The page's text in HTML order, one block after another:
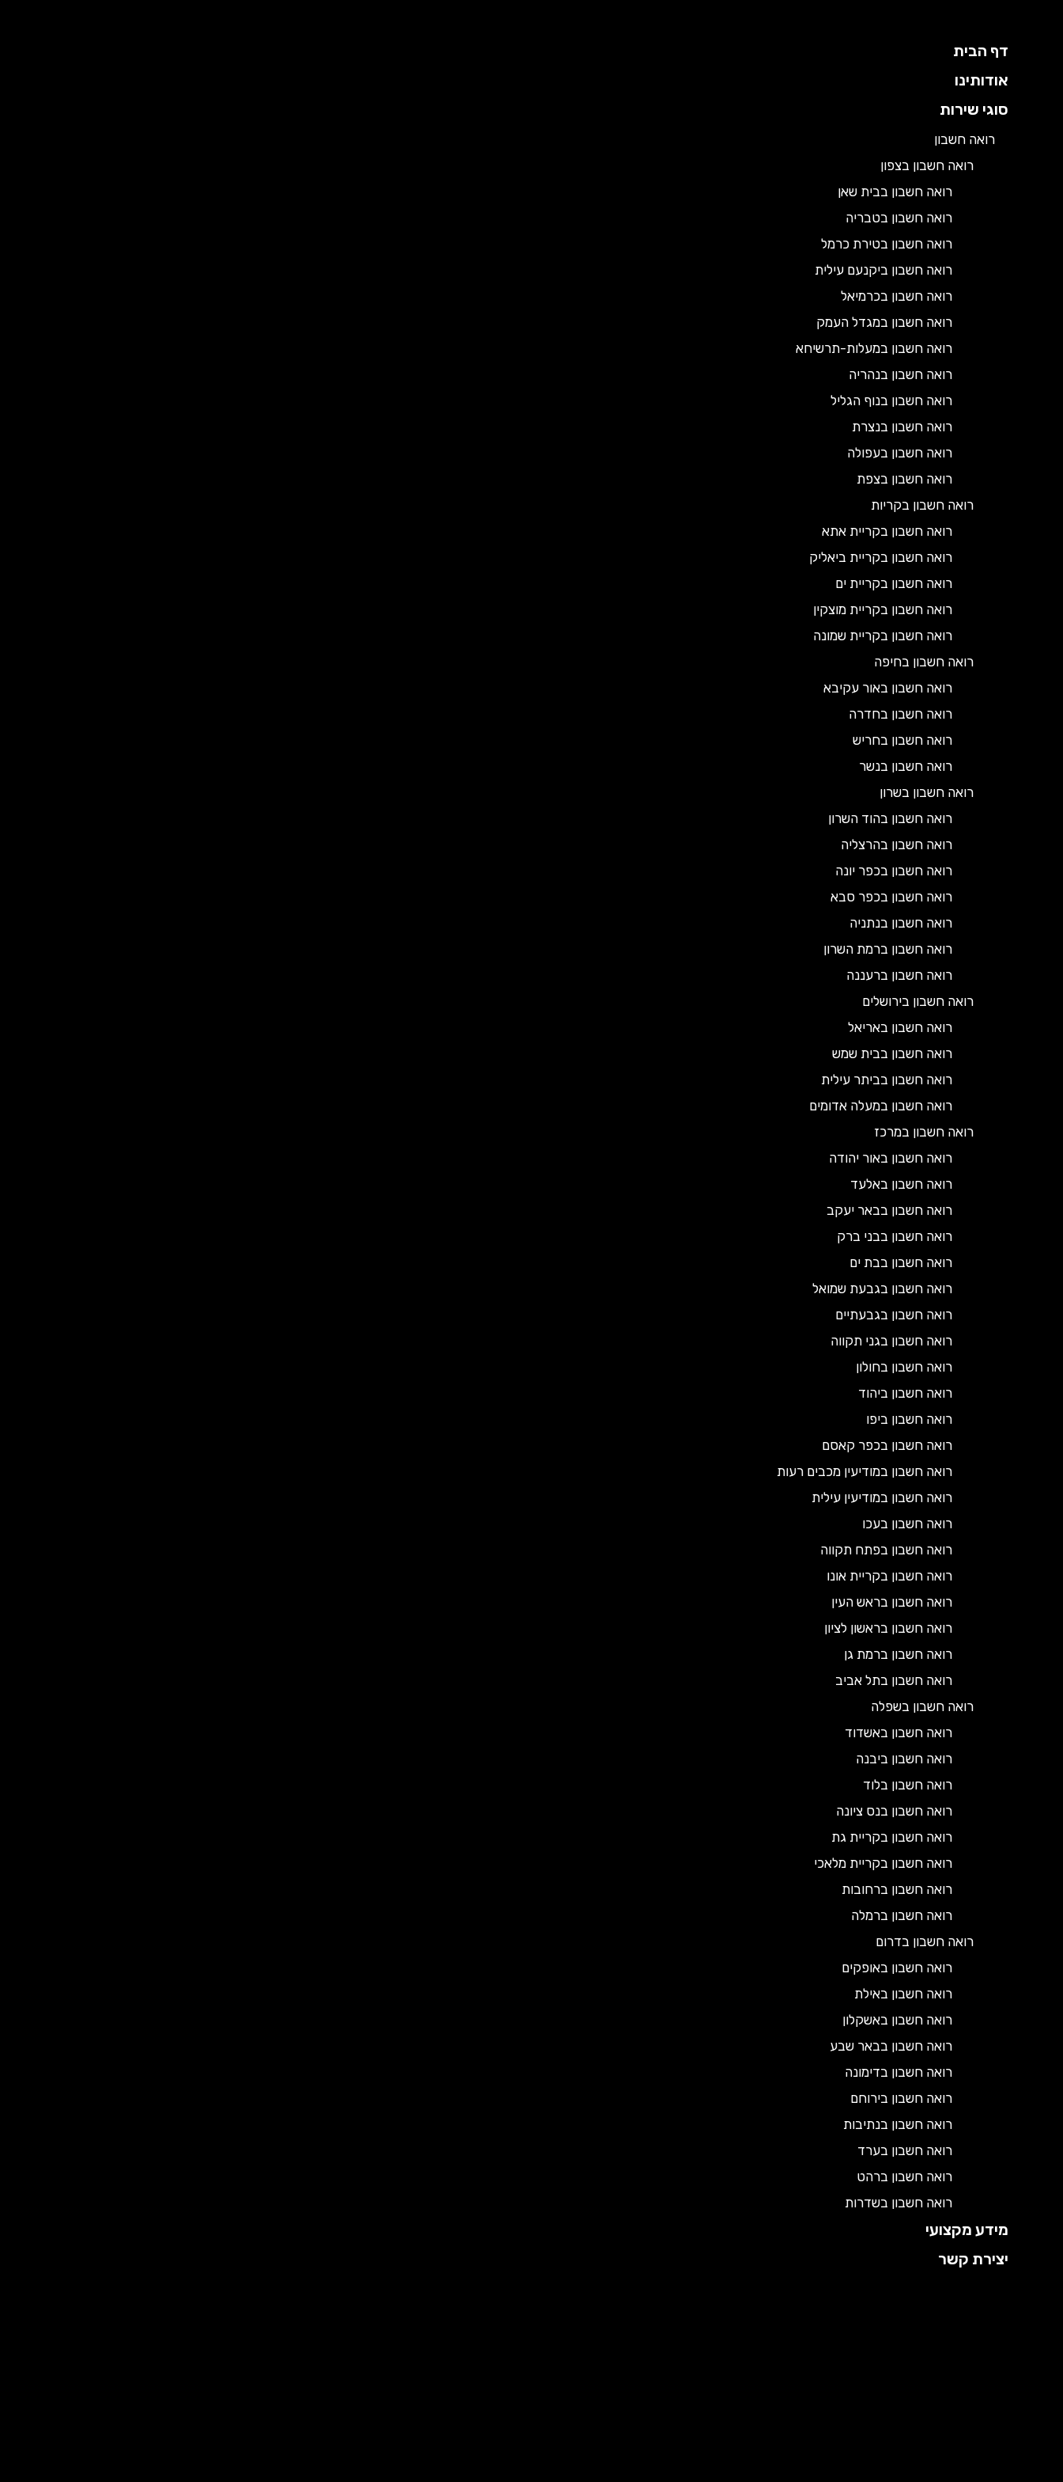
דף הבית
אודותינו
סוגי שירות
רואה חשבון
רואה חשבון בצפון
רואה חשבון בבית שאן
רואה חשבון בטבריה
רואה חשבון בטירת כרמל
רואה חשבון ביקנעם עילית
רואה חשבון בכרמיאל
רואה חשבון במגדל העמק
רואה חשבון במעלות-תרשיחא
רואה חשבון בנהריה
רואה חשבון בנוף הגליל
רואה חשבון בנצרת
רואה חשבון בעפולה
רואה חשבון בצפת
רואה חשבון בקריות
רואה חשבון בקריית אתא
רואה חשבון בקריית ביאליק
רואה חשבון בקריית ים
רואה חשבון בקריית מוצקין
רואה חשבון בקריית שמונה
רואה חשבון בחיפה
רואה חשבון באור עקיבא
רואה חשבון בחדרה
רואה חשבון בחריש
רואה חשבון בנשר
רואה חשבון בשרון
רואה חשבון בהוד השרון
רואה חשבון בהרצליה
רואה חשבון בכפר יונה
רואה חשבון בכפר סבא
רואה חשבון בנתניה
רואה חשבון ברמת השרון
רואה חשבון ברעננה
רואה חשבון בירושלים
רואה חשבון באריאל
רואה חשבון בבית שמש
רואה חשבון בביתר עילית
רואה חשבון במעלה אדומים
רואה חשבון במרכז
רואה חשבון באור יהודה
רואה חשבון באלעד
רואה חשבון בבאר יעקב
רואה חשבון בבני ברק
רואה חשבון בבת ים
רואה חשבון בגבעת שמואל
רואה חשבון בגבעתיים
רואה חשבון בגני תקווה
רואה חשבון בחולון
רואה חשבון ביהוד
רואה חשבון ביפו
רואה חשבון בכפר קאסם
רואה חשבון במודיעין מכבים רעות
רואה חשבון במודיעין עילית
רואה חשבון בעכו
רואה חשבון בפתח תקווה
רואה חשבון בקריית אונו
רואה חשבון בראש העין
רואה חשבון בראשון לציון
רואה חשבון ברמת גן
רואה חשבון בתל אביב
רואה חשבון בשפלה
רואה חשבון באשדוד
רואה חשבון ביבנה
רואה חשבון בלוד
רואה חשבון בנס ציונה
רואה חשבון בקריית גת
רואה חשבון בקריית מלאכי
רואה חשבון ברחובות
רואה חשבון ברמלה
רואה חשבון בדרום
רואה חשבון באופקים
רואה חשבון באילת
רואה חשבון באשקלון
רואה חשבון בבאר שבע
רואה חשבון בדימונה
רואה חשבון בירוחם
רואה חשבון בנתיבות
רואה חשבון בערד
רואה חשבון ברהט
רואה חשבון בשדרות
מידע מקצועי
יצירת קשר